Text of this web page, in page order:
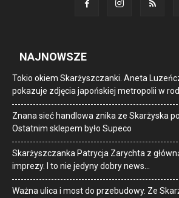
NAJNOWSZE
Tokio okiem Skarżyszczanki. Aneta
pokazuje zdjęcia japońskiej metropolii w
Znana sieć handlowa znika ze Skarżyska
Ostatnim sklepem było Supeco
Skarżyszczanka Patrycja Zarychta z
imprezy. I to nie jedyny dobry news…
Ważna ulica i most do przebudowy. Ze